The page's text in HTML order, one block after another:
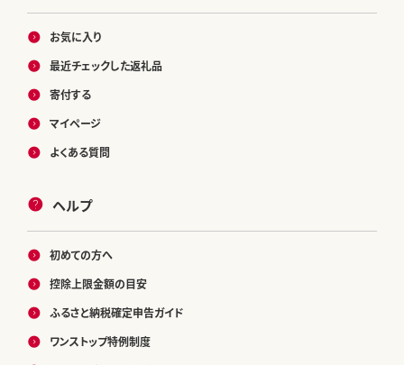
お気に入り
最近チェックした返礼品
寄付する
マイページ
よくある質問
ヘルプ
初めての方へ
控除上限金額の目安
ふるさと納税確定申告ガイド
ワンストップ特例制度